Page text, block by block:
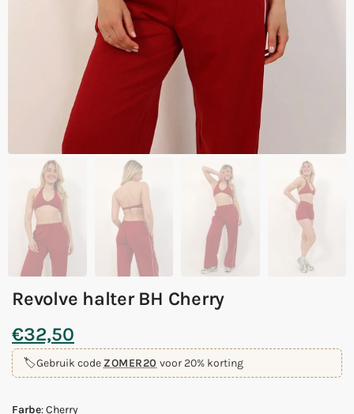
Revolve halter BH Cherry
€32,50
🏷️Gebruik code ZOMER20 voor 20% korting
Farbe:Cherry